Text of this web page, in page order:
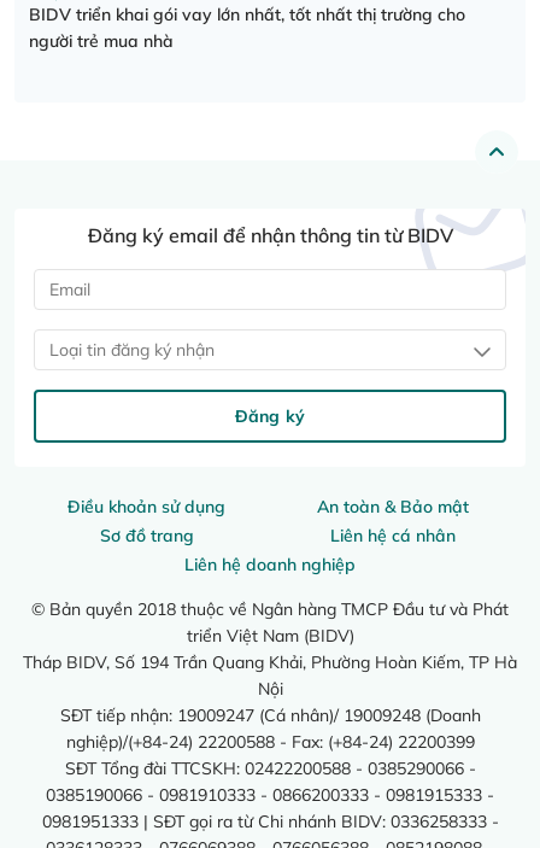
BIDV triển khai gói vay lớn nhất, tốt nhất thị trường cho
người trẻ mua nhà
Điều khoản sử dụng
An toàn & Bảo mật
Sơ đồ trang
Liên hệ cá nhân
Liên hệ doanh nghiệp
© Bản quyền 2018 thuộc về Ngân hàng TMCP Đầu tư và Phát
triển Việt Nam (BIDV)
Tháp BIDV, Số 194 Trần Quang Khải, Phường Hoàn Kiếm, TP Hà
Nội
SĐT tiếp nhận: 19009247 (Cá nhân)/ 19009248 (Doanh
nghiệp)/(+84-24) 22200588 - Fax: (+84-24) 22200399
SĐT Tổng đài TTCSKH: 02422200588 - 0385290066 -
0385190066 - 0981910333 - 0866200333 - 0981915333 -
0981951333 | SĐT gọi ra từ Chi nhánh BIDV: 0336258333 -
Đăng ký email để nhận thông tin từ BIDV
Loại tin đăng ký nhận
Đăng ký